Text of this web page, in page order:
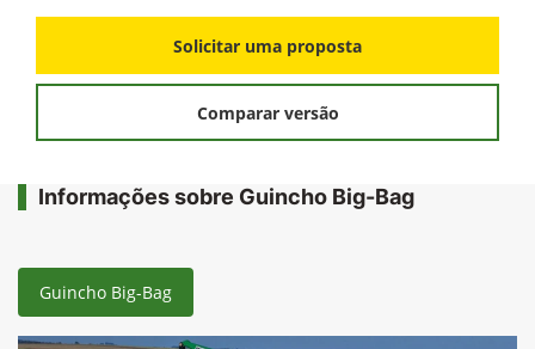
Solicitar uma proposta
Comparar versão
Informações sobre Guincho Big-Bag
Guincho Big-Bag